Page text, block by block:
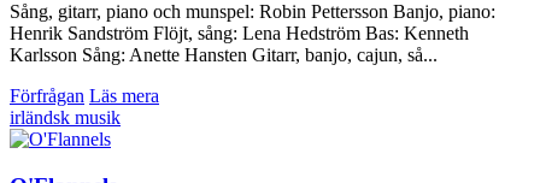
Sång, gitarr, piano och munspel: Robin Pettersson Banjo, piano:
Henrik Sandström Flöjt, sång: Lena Hedström Bas: Kenneth
Karlsson Sång: Anette Hansten Gitarr, banjo, cajun, så...
Förfrågan Läs mera
irländsk musik